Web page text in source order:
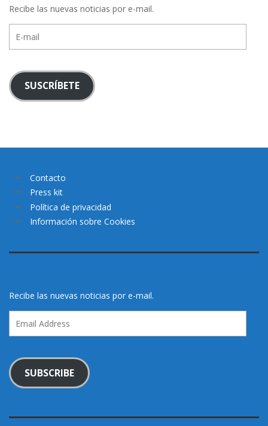
Recibe las nuevas noticias por e-mail.
mail
SUSCRÍBETE
Contacto
Press kit
Política de privacidad
Información sobre Cookies
Recibe las nuevas noticias por e-mail.
Address
SUBSCRIBE